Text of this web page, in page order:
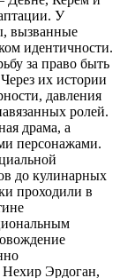
У
вызванные
идентичности.
за право быть
их истории
давления
ролей.
драма, а
персонажами.
до кулинарных
проходили в
Эрдоган,